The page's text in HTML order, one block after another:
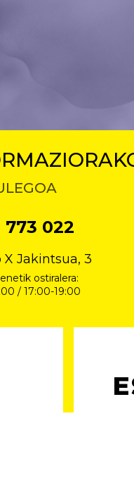
773 022
Jakintsua, 3
ostiralera:
/ 17:00-19:00